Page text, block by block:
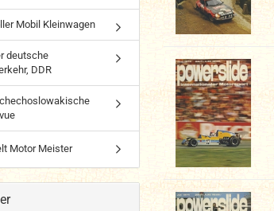
Mobil Kleinwagen
deutsche
DDR
Motor Meister